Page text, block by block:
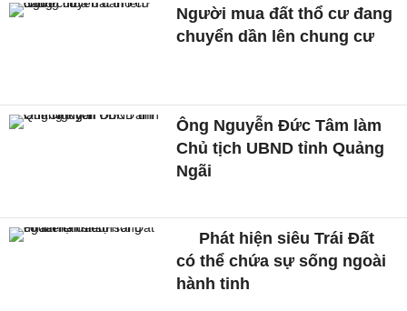
Người mua đất thổ cư đang
chuyển dần lên chung cư
Ông Nguyễn Đức Tâm làm
Chủ tịch UBND tỉnh Quảng
Ngãi
Phát hiện siêu Trái Đất
có thể chứa sự sống ngoài
hành tinh